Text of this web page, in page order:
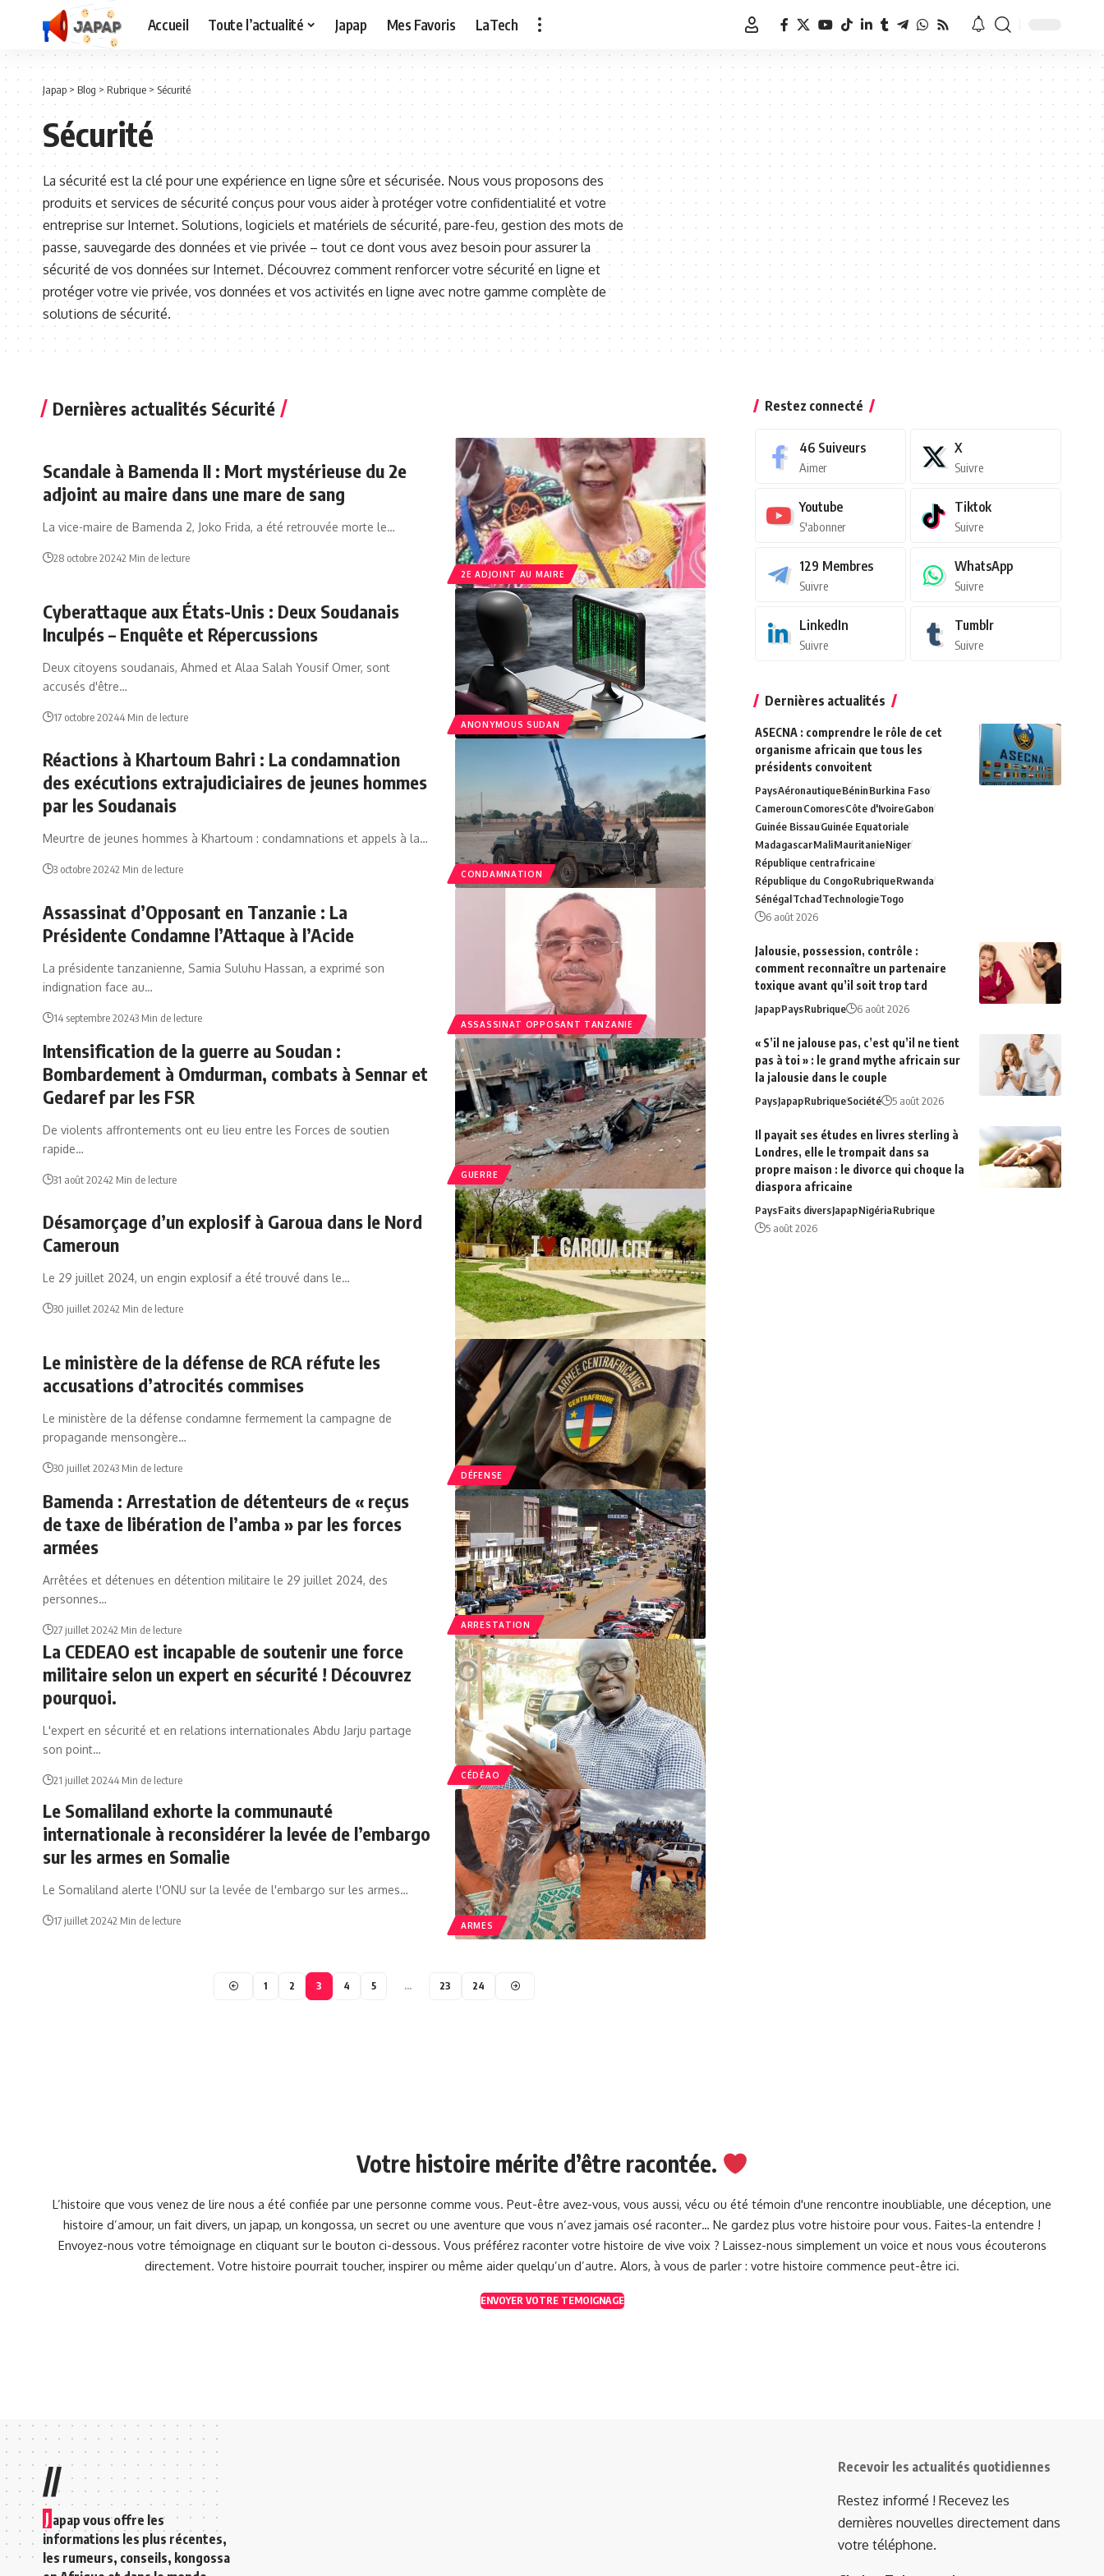
Accueil Toute l’actualité Japap Mes Favoris LaTech
Japap> Blog >Rubrique > Sécurité
Sécurité
La sécurité est la clé pour une expérience en ligne sûre et sécurisée. Nous vous proposons des
produits et services de sécurité conçus pour vous aider à protéger votre confidentialité et votre
entreprise sur Internet. Solutions, logiciels et matériels de sécurité, pare-feu, gestion des mots de
passe, sauvegarde des données et vie privée – tout ce dont vous avez besoin pour assurer la
sécurité de vos données sur Internet. Découvrez comment renforcer votre sécurité en ligne et
protéger votre vie privée, vos données et vos activités en ligne avec notre gamme complète de
solutions de sécurité.
Dernières actualités Sécurité
2E ADJOINT AU MAIRE
Scandale à Bamenda II : Mort mystérieuse du 2e
adjoint au maire dans une mare de sang
La vice-maire de Bamenda 2, Joko Frida, a été retrouvée morte le…
28 octobre 20242 Min de lecture
ANONYMOUS SUDAN
Cyberattaque aux États-Unis : Deux Soudanais
Inculpés – Enquête et Répercussions
Deux citoyens soudanais, Ahmed et Alaa Salah Yousif Omer, sont
accusés d'être…
17 octobre 20244 Min de lecture
CONDAMNATION
Réactions à Khartoum Bahri : La condamnation
des exécutions extrajudiciaires de jeunes hommes
par les Soudanais
Meurtre de jeunes hommes à Khartoum : condamnations et appels à la…
3 octobre 20242 Min de lecture
ASSASSINAT OPPOSANT TANZANIE
Assassinat d’Opposant en Tanzanie : La
Présidente Condamne l’Attaque à l’Acide
La présidente tanzanienne, Samia Suluhu Hassan, a exprimé son
indignation face au…
14 septembre 20243 Min de lecture
GUERRE
Intensification de la guerre au Soudan :
Bombardement à Omdurman, combats à Sennar et
Gedaref par les FSR
De violents affrontements ont eu lieu entre les Forces de soutien
rapide…
31 août 20242 Min de lecture
Désamorçage d’un explosif à Garoua dans le Nord
Cameroun
Le 29 juillet 2024, un engin explosif a été trouvé dans le…
30 juillet 20242 Min de lecture
DÉFENSE
Le ministère de la défense de RCA réfute les
accusations d’atrocités commises
Le ministère de la défense condamne fermement la campagne de
propagande mensongère…
30 juillet 20243 Min de lecture
ARRESTATION
Bamenda : Arrestation de détenteurs de « reçus
de taxe de libération de l’amba » par les forces
armées
Arrêtées et détenues en détention militaire le 29 juillet 2024, des
personnes…
27 juillet 20242 Min de lecture
CÉDÉAO
La CEDEAO est incapable de soutenir une force
militaire selon un expert en sécurité ! Découvrez
pourquoi.
L'expert en sécurité et en relations internationales Abdu Jarju partage
son point…
21 juillet 20244 Min de lecture
ARMES
Le Somaliland exhorte la communauté
internationale à reconsidérer la levée de l’embargo
sur les armes en Somalie
Le Somaliland alerte l'ONU sur la levée de l'embargo sur les armes…
17 juillet 20242 Min de lecture
1 2 3 4 5 … 23 24
Restez connecté
46 Suiveurs
Aimer
X
Suivre
Youtube
S'abonner
Tiktok
Suivre
129 Membres
Suivre
WhatsApp
Suivre
LinkedIn
Suivre
Tumblr
Suivre
Dernières actualités
ASECNA : comprendre le rôle de cet
organisme africain que tous les
présidents convoitent
PaysAéronautiqueBéninBurkina Faso
CamerounComoresCôte d'IvoireGabon
Guinée BissauGuinée Equatoriale
MadagascarMaliMauritanieNiger
République centrafricaine
République du CongoRubriqueRwanda
SénégalTchadTechnologieTogo
6 août 2026
Jalousie, possession, contrôle :
comment reconnaître un partenaire
toxique avant qu’il soit trop tard
JapapPaysRubrique 6 août 2026
« S’il ne jalouse pas, c’est qu’il ne tient
pas à toi » : le grand mythe africain sur
la jalousie dans le couple
PaysJapapRubriqueSociété 5 août 2026
Il payait ses études en livres sterling à
Londres, elle le trompait dans sa
propre maison : le divorce qui choque la
diaspora africaine
PaysFaits diversJapapNigériaRubrique
5 août 2026
Votre histoire mérite d’être racontée.
L’histoire que vous venez de lire nous a été confiée par une personne comme vous. Peut-être avez-vous, vous aussi, vécu ou été témoin d'une rencontre inoubliable, une déception, une
histoire d’amour, un fait divers, un japap, un kongossa, un secret ou une aventure que vous n’avez jamais osé raconter… Ne gardez plus votre histoire pour vous. Faites-la entendre !
Envoyez-nous votre témoignage en cliquant sur le bouton ci-dessous. Vous préférez raconter votre histoire de vive voix ? Laissez-nous simplement un voice et nous vous écouterons
directement. Votre histoire pourrait toucher, inspirer ou même aider quelqu’un d’autre. Alors, à vous de parler : votre histoire commence peut-être ici.
ENVOYER VOTRE TEMOIGNAGE
//
J apap vous offre les
informations les plus récentes,
les rumeurs, conseils, kongossa
Recevoir les actualités quotidiennes
Restez informé ! Recevez les
dernières nouvelles directement dans
votre téléphone.